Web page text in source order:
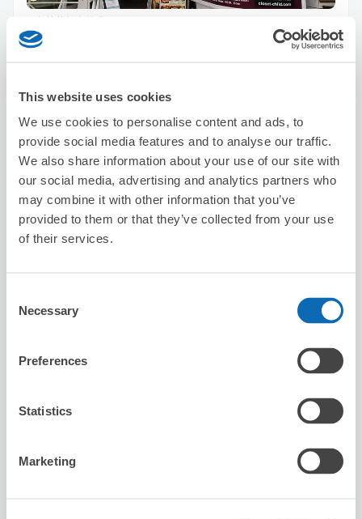
This website uses cookies
We use cookies to personalise content and ads, to
provide social media features and to analyse our traffic.
We also share information about your use of our site with
our social media, advertising and analytics partners who
may combine it with other information that you’ve
provided to them or that they’ve collected from your use
of their services.
Selection
Necessary
Preferences
Statistics
Marketing
行李箱尺寸
預約此店舖
orange osaka
从Shinsaibashi站步行4分钟。
行李箱尺寸
8/14五